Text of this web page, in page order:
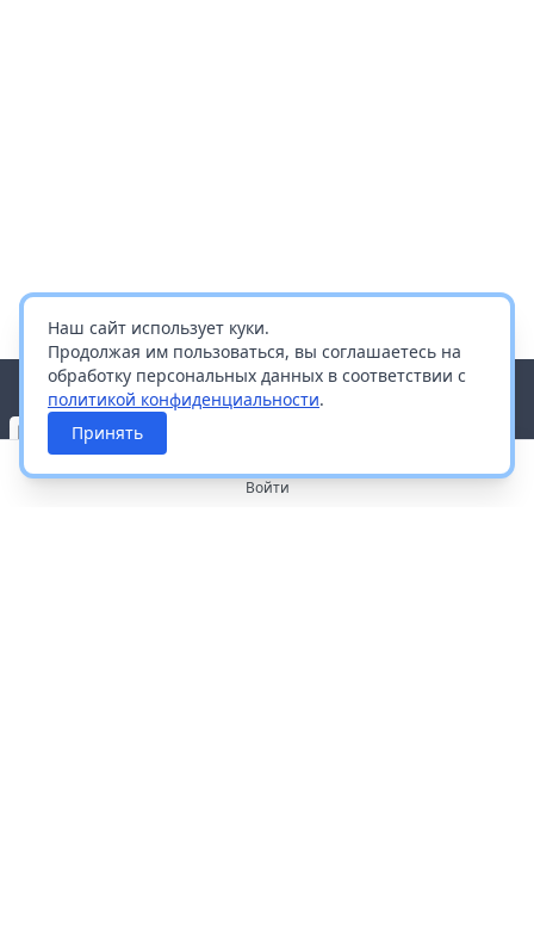
Наш сайт использует куки.
Продолжая им пользоваться, вы соглашаетесь на
обработку персональных данных в соответствии с
политикой конфиденциальности.
Принять
Войти